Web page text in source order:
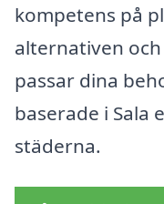
kompetens på
alternativen
passar dina
baserade i Sala
städerna.